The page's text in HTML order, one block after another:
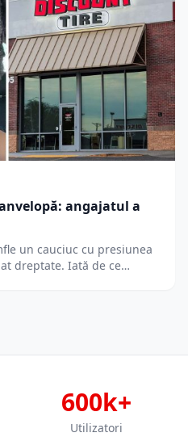
angajatul a
un cauciuc cu presiunea
dreptate. Iată de ce…
600k+
Utilizatori